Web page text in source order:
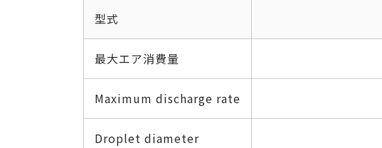
型式
最大エア消費量
Maximum discharge rate
Droplet diameter